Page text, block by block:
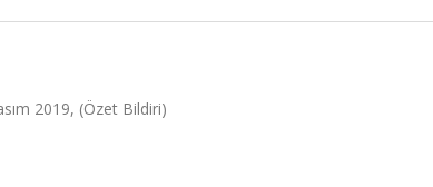
2019, (Özet Bildiri)